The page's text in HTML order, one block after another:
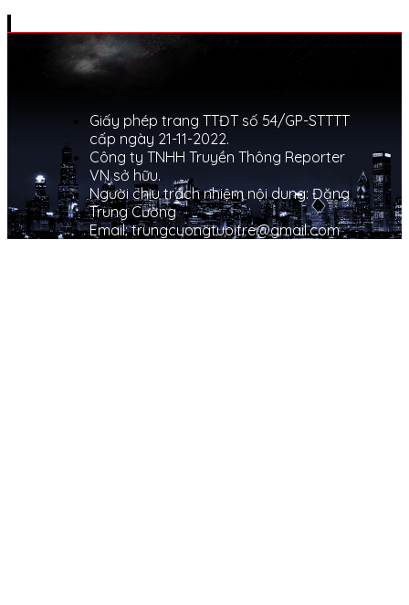
Giấy phép trang TTĐT số 54/GP-STTTT
cấp ngày 21-11-2022.
Công ty TNHH Truyền Thông Reporter
VN sở hữu.
Người chịu trách nhiệm nội dung: Đặng
Trung Cường
Email: trungcuongtuoitre@gmail.com